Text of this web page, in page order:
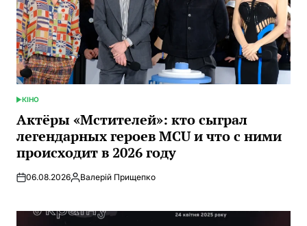
ОПУБЛИКОВАНО
КІНО
Актёры «Мстителей»: кто сыграл
легендарных героев MCU и что с ними
происходит в 2026 году
06.08.2026Запись
Валерій Прищепко